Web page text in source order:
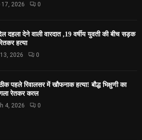
17, 2026 0
दहला देने वाली वारदात ,19 वर्षीय युवती की बीच सड़क
हत्या
2026 0
पहले रिवालसर में खौफनाक हत्या! बौद्ध भिक्षुणी का
रेतकर कत्ल
4, 2026 0